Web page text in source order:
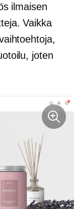
ilmaisen
Vaikka
joten